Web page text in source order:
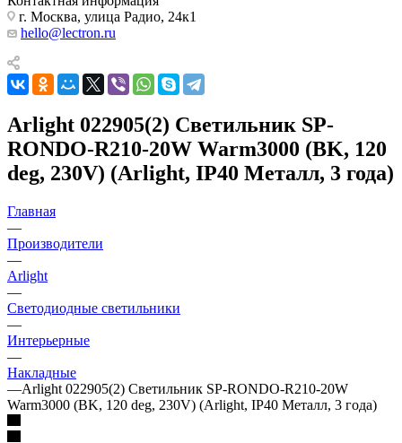
г. Москва, улица Радио, 24к1
hello@lectron.ru
Arlight 022905(2) Светильник SP-
RONDO-R210-20W Warm3000 (BK, 120
deg, 230V) (Arlight, IP40 Металл, 3 года)
Главная
—
Производители
—
Arlight
—
Светодиодные светильники
—
Интерьерные
—
Накладные
—Arlight 022905(2) Светильник SP-RONDO-R210-20W
Warm3000 (BK, 120 deg, 230V) (Arlight, IP40 Металл, 3 года)